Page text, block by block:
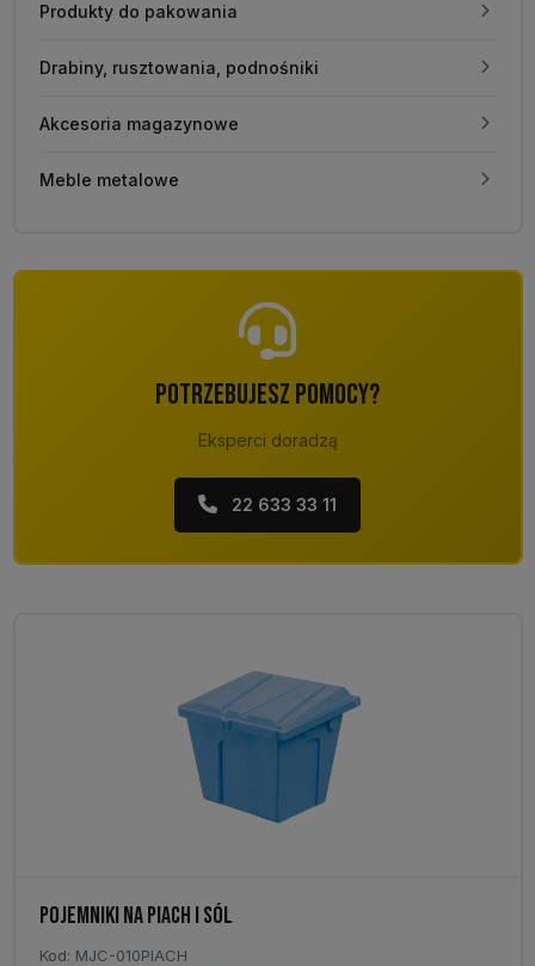
Produkty do pakowania
Drabiny, rusztowania, podnośniki
Akcesoria magazynowe
Meble metalowe
POTRZEBUJESZ POMOCY?
Eksperci doradzą
22 633 33 11
POJEMNIKI NA PIACH I SÓL
Kod: MJC-010PIACH